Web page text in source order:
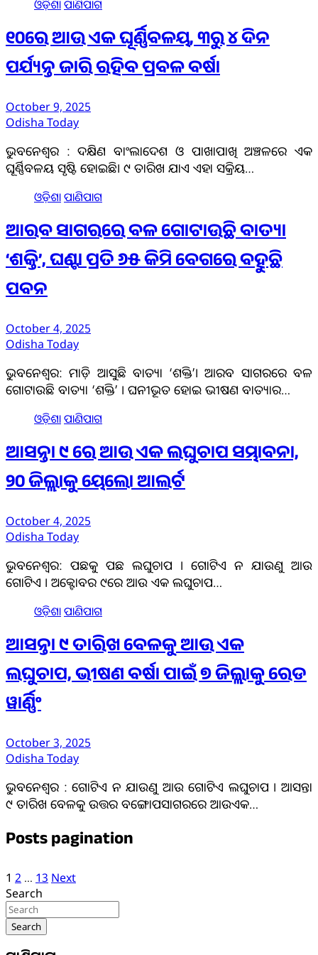
ଓଡ଼ିଶାପାଣିପାଗ
୧୦ରେ ଆଉ ଏକ ଘୂର୍ଣ୍ଣିବଳୟ, ୩ରୁ ୪ ଦିନ
ପର୍ଯ୍ୟନ୍ତ ଜାରି ରହିବ ପ୍ରବଳ ବର୍ଷା
October 9, 2025
Odisha Today
ଭୁବନେଶ୍ୱର : ଦକ୍ଷିଣ ବାଂଲାଦେଶ ଓ ପାଖାପାଖି ଅଞ୍ଚଳରେ ଏକ
ଘୂର୍ଣ୍ଣିବଳୟ ସୃଷ୍ଟି ହୋଇଛି। ୯ ତାରିଖ ଯାଏ ଏହା ସକ୍ରିୟ…
ଓଡ଼ିଶାପାଣିପାଗ
ଆରବ ସାଗରରେ ବଳ ଗୋଟାଉଛି ବାତ୍ୟା
‘ଶକ୍ତି’, ଘଣ୍ଟା ପ୍ରତି ୬୫ କିମି ବେଗରେ ବହୁଛି
ପବନ
October 4, 2025
Odisha Today
ଭୁବନେଶ୍ବର: ମାଡ଼ି ଆସୁଛି ବାତ୍ୟା ‘ଶକ୍ତି’। ଆରବ ସାଗରରେ ବଳ
ଗୋଟାଉଛି ବାତ୍ୟା ‘ଶକ୍ତି’ । ଘନୀଭୂତ ହୋଇ ଭୀଷଣ ବାତ୍ୟାର…
ଓଡ଼ିଶାପାଣିପାଗ
ଆସନ୍ତା ୯ ରେ ଆଉ ଏକ ଲଘୁଚାପ ସମ୍ଭାବନା,
୨୦ ଜିଲ୍ଲାକୁ ୟେଲୋ ଆଲର୍ଟ
October 4, 2025
Odisha Today
ଭୁବନେଶ୍ବର: ପଛକୁ ପଛ ଲଘୁଚାପ । ଗୋଟିଏ ନ ଯାଉଣୁ ଆଉ
ଗୋଟିଏ । ଅକ୍ଟୋବର ୯ରେ ଆଉ ଏକ ଲଘୁଚାପ…
ଓଡ଼ିଶାପାଣିପାଗ
ଆସନ୍ତା ୯ ତାରିଖ ବେଳକୁ ଆଉ ଏକ
ଲଘୁଚାପ, ଭୀଷଣ ବର୍ଷା ପାଇଁ ୭ ଜିଲ୍ଲାକୁ ରେଡ
ୱାର୍ଣ୍ଣିଂ
October 3, 2025
Odisha Today
ଭୁବନେଶ୍ୱର : ଗୋଟିଏ ନ ଯାଉଣୁ ଆଉ ଗୋଟିଏ ଲଘୁଚାପ । ଆସନ୍ତା
୯ ତାରିଖ ବେଳକୁ ଉତ୍ତର ବଙ୍ଗୋପସାଗରରେ ଆଉଏକ…
Posts pagination
1 2 … 13 Next
Search
Search